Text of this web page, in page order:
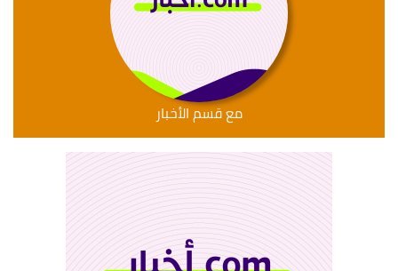
مع قسم الأخبار